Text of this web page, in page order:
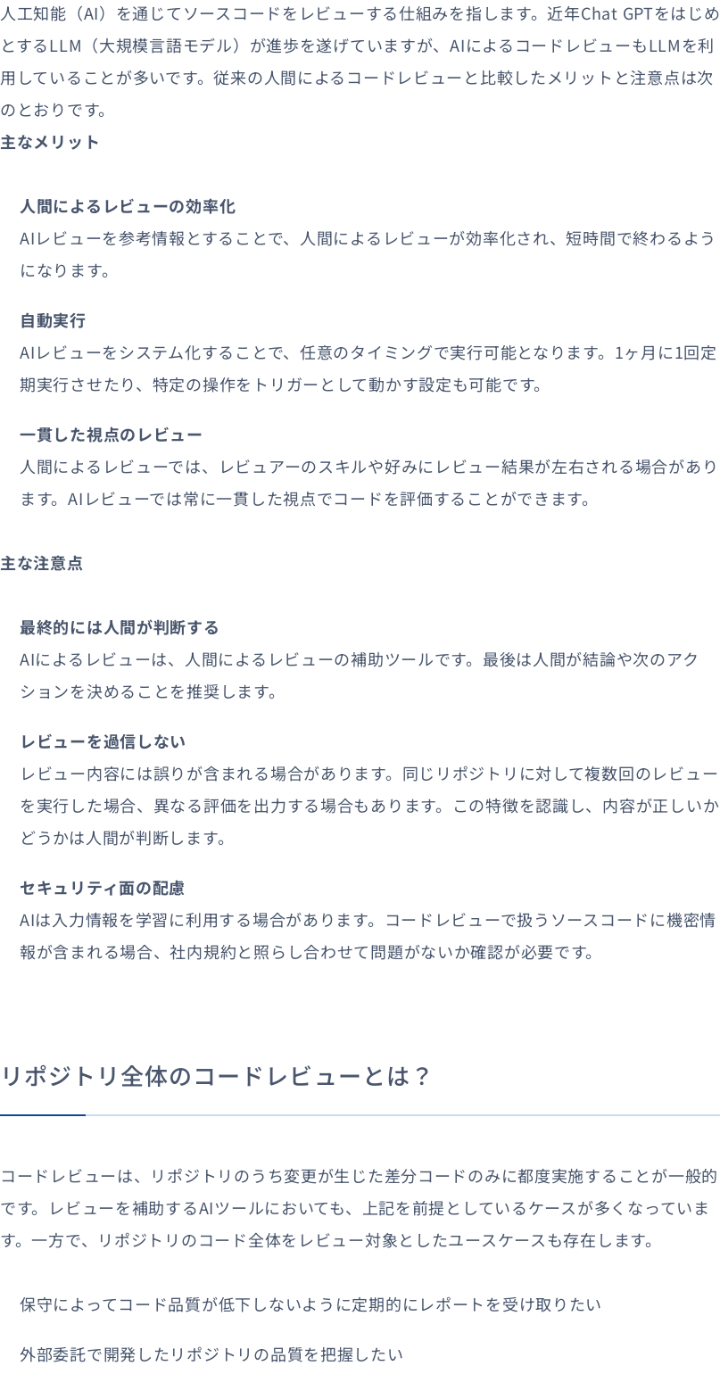
人工知能（AI）を通じてソースコードをレビューする仕組みを指します。近年Chat GPTをはじめ
とするLLM（大規模言語モデル）が進歩を遂げていますが、AIによるコードレビューもLLMを利
用していることが多いです。従来の人間によるコードレビューと比較したメリットと注意点は次
のとおりです。
主なメリット
人間によるレビューの効率化
AIレビューを参考情報とすることで、人間によるレビューが効率化され、短時間で終わるよう
になります。
自動実行
AIレビューをシステム化することで、任意のタイミングで実行可能となります。1ヶ月に1回定
期実行させたり、特定の操作をトリガーとして動かす設定も可能です。
一貫した視点のレビュー
人間によるレビューでは、レビュアーのスキルや好みにレビュー結果が左右される場合があり
ます。AIレビューでは常に一貫した視点でコードを評価することができます。
主な注意点
最終的には人間が判断する
AIによるレビューは、人間によるレビューの補助ツールです。最後は人間が結論や次のアク
ションを決めることを推奨します。
レビューを過信しない
レビュー内容には誤りが含まれる場合があります。同じリポジトリに対して複数回のレビュー
を実行した場合、異なる評価を出力する場合もあります。この特徴を認識し、内容が正しいか
どうかは人間が判断します。
セキュリティ面の配慮
AIは入力情報を学習に利用する場合があります。コードレビューで扱うソースコードに機密情
報が含まれる場合、社内規約と照らし合わせて問題がないか確認が必要です。
リポジトリ全体のコードレビューとは？
コードレビューは、リポジトリのうち変更が生じた差分コードのみに都度実施することが一般的
です。レビューを補助するAIツールにおいても、上記を前提としているケースが多くなっていま
す。一方で、リポジトリのコード全体をレビュー対象としたユースケースも存在します。
保守によってコード品質が低下しないように定期的にレポートを受け取りたい
外部委託で開発したリポジトリの品質を把握したい